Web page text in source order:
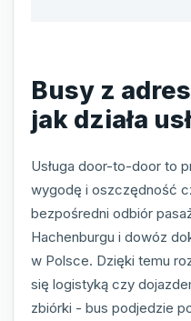
Busy z
jak działa
Usługa door-to-door to
wygodę i oszczędność
bezpośredni odbiór
Hachenburgu i dowóz
w Polsce. Dzięki temu
się logistyką czy
zbiórki - bus podjedzie